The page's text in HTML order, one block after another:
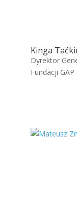
Kinga
Dyrektor
Fundacji GAP